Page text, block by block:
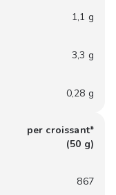
1,1 g
3,3 g
0,28 g
per croissant*
(50 g)
867